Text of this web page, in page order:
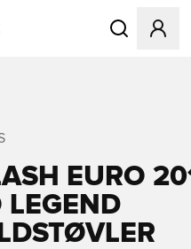
Åbner en
EURO
LEGEND